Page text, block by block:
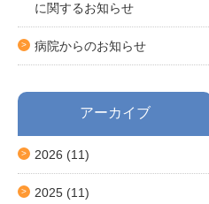
に関するお知らせ
病院からのお知らせ
アーカイブ
2026 (11)
2025 (11)